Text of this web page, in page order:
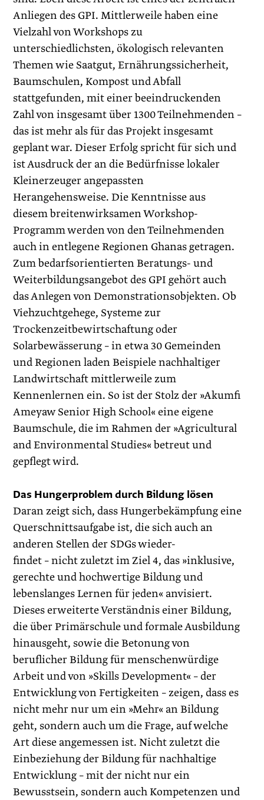
Anliegen des GPI. Mittlerweile haben eine
Vielzahl von Workshops zu
unterschiedlichsten, ökologisch relevanten
Themen wie Saatgut, Ernährungssicherheit,
Baumschulen, Kompost und Abfall
stattgefunden, mit einer beeindruckenden
Zahl von insgesamt über 1300 Teilnehmenden –
das ist mehr als für das Projekt insgesamt
geplant war. Dieser Erfolg spricht für sich und
ist Ausdruck der an die Bedürfnisse lokaler
Kleinerzeuger angepassten
Herangehensweise. Die Kenntnisse aus
diesem breitenwirksamen Workshop-
Programm werden von den Teilnehmenden
auch in entlegene Regionen Ghanas getragen.
Zum bedarfsorientierten Beratungs- und
Weiterbildungsangebot des GPI gehört auch
das Anlegen von Demonstrationsobjekten. Ob
Viehzuchtgehege, Systeme zur
Trockenzeitbewirtschaftung oder
Solarbewässerung – in etwa 30 Gemeinden
und Regionen laden Beispiele nachhaltiger
Landwirtschaft mittlerweile zum
Kennenlernen ein. So ist der Stolz der »Akumfi
Ameyaw Senior High School« eine eigene
Baumschule, die im Rahmen der »Agricultural
and Environmental Studies« betreut und
gepflegt wird.
Das Hungerproblem durch Bildung lösen
Daran zeigt sich, dass Hungerbekämpfung eine
Querschnittsaufgabe ist, die sich auch an
anderen Stellen der SDGs wieder-
findet – nicht zuletzt im Ziel 4, das »inklusive,
gerechte und hochwertige Bildung und
lebenslanges Lernen für jeden« anvisiert.
Dieses erweiterte Verständnis einer Bildung,
die über Primärschule und formale Ausbildung
hinausgeht, sowie die Betonung von
beruflicher Bildung für menschenwürdige
Arbeit und von »Skills Development« – der
Entwicklung von Fertigkeiten – zeigen, dass es
nicht mehr nur um ein »Mehr« an Bildung
geht, sondern auch um die Frage, auf welche
Art diese angemessen ist. Nicht zuletzt die
Einbeziehung der Bildung für nachhaltige
Entwicklung – mit der nicht nur ein
Bewusstsein, sondern auch Kompetenzen und